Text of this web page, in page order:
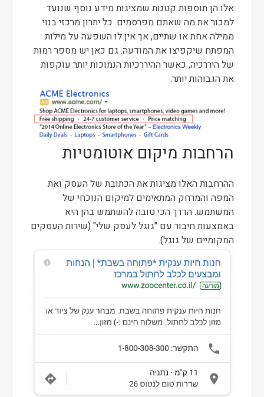
אלו הן תוספות קטנות שמציגות מידע נוסף שנועד
למכור את מה שאתם מפרסמים. כל יתרון מרכזי בנוי
ממילה אחת או שתיים, אך אין לו השפעה על מילות
המפתח שיקפיצו את המודעה. גם כאן יש מספר רמות
של היררכיה, כאשר ההיררכיות הנמוכות יותר עוקפות
את הגבוהות יותר.
הרחבות מיקום אוטומטיות
ההרחבות האלו מציגות את הכתובת של העסק ואת
המפה והמרחק המתאימים למיקום הנוכחי של
המשתמש. הדרך הכי טובה להשתמש בהן היא
באמצעות חיבור עם "גוגל לעסק שלי" (שירות העסקים
המקומיים של גוגל).